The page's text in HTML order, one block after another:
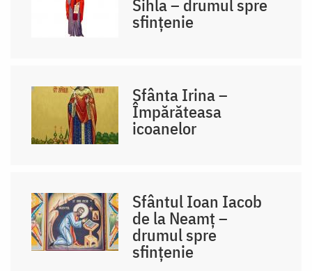
Sihla – drumul spre
sfințenie
Sfânta Irina –
Împărăteasa
icoanelor
Sfântul Ioan Iacob
de la Neamț –
drumul spre
sfințenie